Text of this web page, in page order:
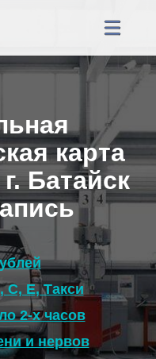
карта
Батайск
C, E, Такси
2-х часов
и нервов